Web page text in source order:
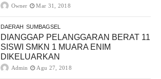
Owner Mar 31, 2018
DAERAH SUMBAGSEL
DIANGGAP PELANGGARAN BERAT 11
SISWI SMKN 1 MUARA ENIM
DIKELUARKAN
Admin Agu 27, 2018